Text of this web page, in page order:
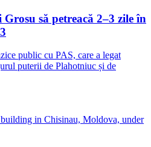
să petreacă 2–3 zile în
public cu PAS, care a legat
puterii de Plahotniuc și de